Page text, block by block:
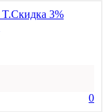
Скидка 3%
0